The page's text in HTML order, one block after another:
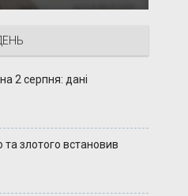
2 серпня: дані
та злотого встановив